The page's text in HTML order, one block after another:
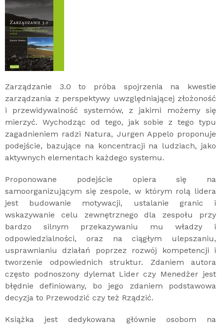
Zarządzanie 3.0 to próba spojrzenia na kwestie
zarządzania z perspektywy uwzględniającej złożoność
i przewidywalność systemów, z jakimi możemy się
mierzyć. Wychodząc od tego, jak sobie z tego typu
zagadnieniem radzi Natura, Jurgen Appelo proponuje
podejście, bazujące na koncentracji na ludziach, jako
aktywnych elementach każdego systemu.
Proponowane podejście opiera się na
samoorganizującym się zespole, w którym rolą lidera
jest budowanie motywacji, ustalanie granic i
wskazywanie celu zewnętrznego dla zespołu przy
bardzo silnym przekazywaniu mu władzy i
odpowiedzialności, oraz na ciągłym ulepszaniu,
usprawnianiu działań poprzez rozwój kompetencji i
tworzenie odpowiednich struktur. Zdaniem autora
często podnoszony dylemat Lider czy Menedżer jest
błędnie definiowany, bo jego zdaniem podstawowa
decyzja to Przewodzić czy też Rządzić.
Książka jest dedykowana głównie osobom na